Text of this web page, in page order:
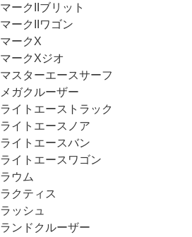
マークIIブリット
マークIIワゴン
マークX
マークXジオ
マスターエースサーフ
メガクルーザー
ライトエーストラック
ライトエースノア
ライトエースバン
ライトエースワゴン
ラウム
ラクティス
ラッシュ
ランドクルーザー